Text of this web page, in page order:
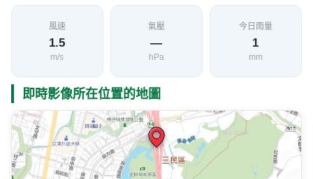
風速
1.5
m/s
氣壓
—
hPa
今日雨量
1
mm
即時影像所在位置的地圖